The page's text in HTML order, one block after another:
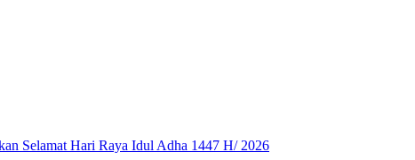
Selamat Hari Raya Idul Adha 1447 H/ 2026